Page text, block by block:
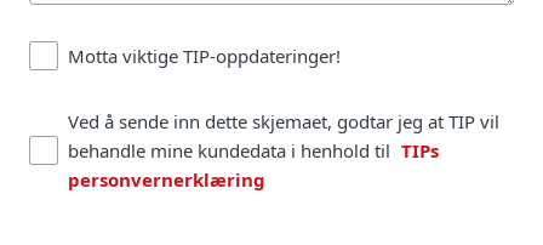
Motta viktige TIP-oppdateringer!
Ved å sende inn dette skjemaet, godtar jeg at TIP vil
behandle mine kundedata i henhold til TIPs
personvernerklæring